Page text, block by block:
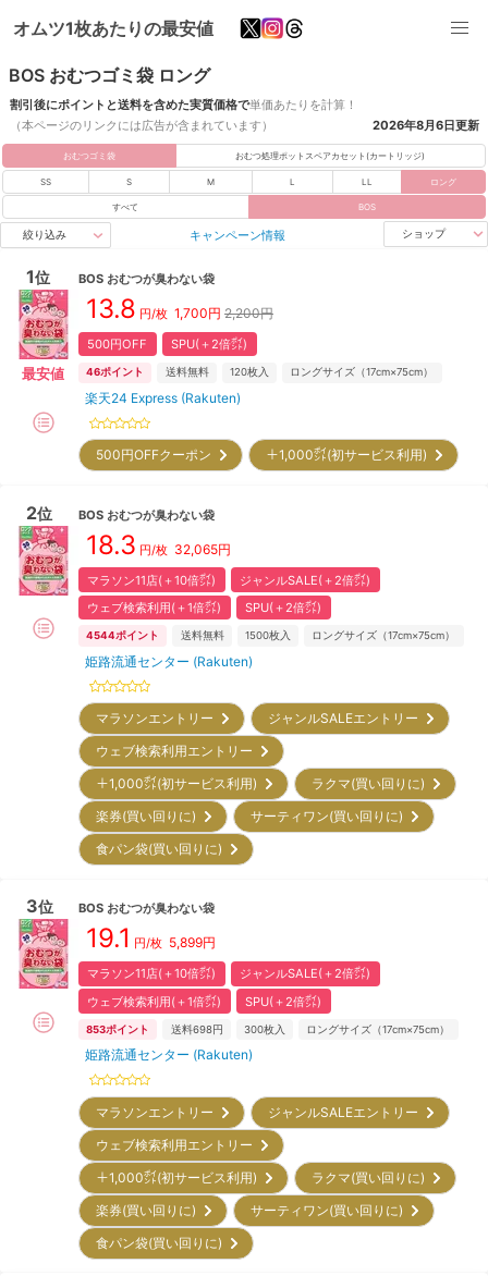
オムツ1枚あたりの最安値
BOS おむつゴミ袋 ロング
割引後にポイントと送料を含めた実質価格で単価あたりを計算！
（本ページのリンクには広告が含まれています）
2026年8月6日更新
おむつゴミ袋 おむつ処理ポットスペアカセット(カートリッジ)
SS S M L LL ロング
すべて BOS
絞り込み キャンペーン情報 ショップ
1位
最安値
BOS おむつが臭わない袋
13.8 円/枚 1,700円 2,200円
500円OFF SPU(＋2倍㌽)
46ポイント 送料無料 120枚入 ロングサイズ（17cm×75cm）
楽天24 Express (Rakuten)
500円OFFクーポン ＋1,000㌽(初サービス利用)
2位 BOS おむつが臭わない袋
18.3 円/枚 32,065円
マラソン11店(＋10倍㌽)
ジャンルSALE(＋2倍㌽)
ウェブ検索利用(＋1倍㌽)
SPU(＋2倍㌽)
4544ポイント 送料無料 1500枚入 ロングサイズ（17cm×75cm）
姫路流通センター (Rakuten)
マラソンエントリー
ジャンルSALEエントリー
ウェブ検索利用エントリー
＋1,000㌽(初サービス利用)
ラクマ(買い回りに)
楽券(買い回りに)
サーティワン(買い回りに)
食パン袋(買い回りに)
3位 BOS おむつが臭わない袋
19.1 円/枚 5,899円
マラソン11店(＋10倍㌽)
ジャンルSALE(＋2倍㌽)
ウェブ検索利用(＋1倍㌽)
SPU(＋2倍㌽)
853ポイント 送料698円 300枚入 ロングサイズ（17cm×75cm）
姫路流通センター (Rakuten)
マラソンエントリー
ジャンルSALEエントリー
ウェブ検索利用エントリー
＋1,000㌽(初サービス利用)
ラクマ(買い回りに)
楽券(買い回りに)
サーティワン(買い回りに)
食パン袋(買い回りに)